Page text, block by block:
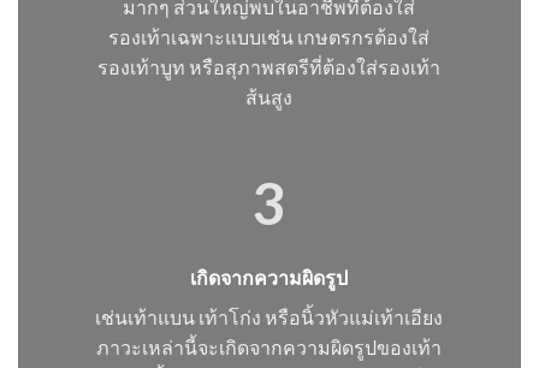
มากๆ ส่วนใหญ่พบในอาชีพที่ต้องใส่
รองเท้าเฉพาะแบบเช่น เกษตรกรต้องใส่
รองเท้าบูท หรือสุภาพสตรีที่ต้องใส่รองเท้า
ส้นสูง
3
เกิดจากความผิดรูป
เช่นเท้าแบน เท้าโก่ง หรือนิ้วหัวแม่เท้าเอียง
ภาวะเหล่านี้จะเกิดจากความผิดรูปของเท้า